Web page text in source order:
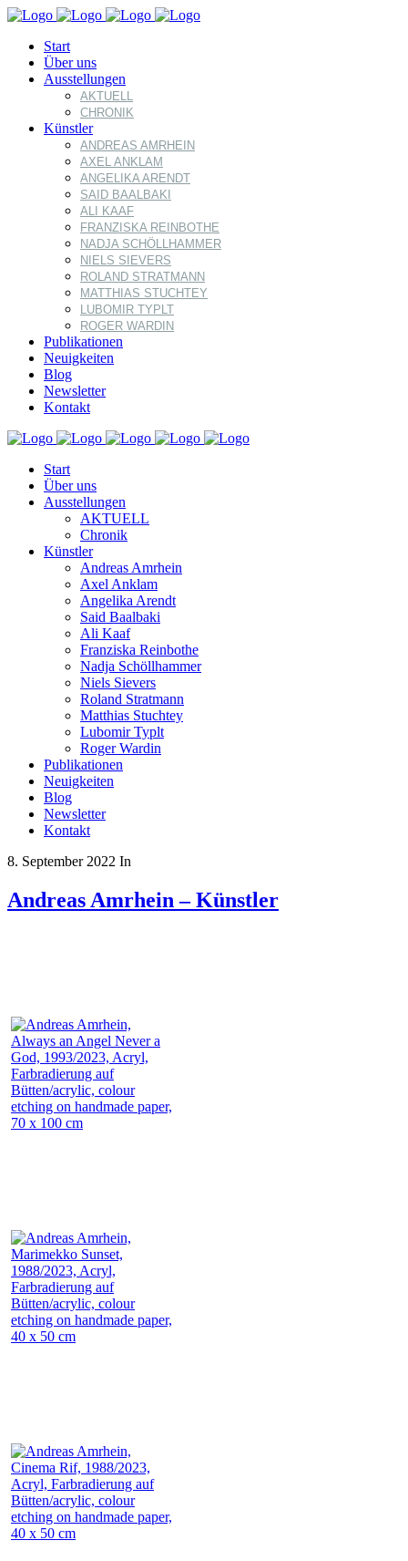
Start
Über uns
Ausstellungen
AKTUELL
CHRONIK
Künstler
ANDREAS AMRHEIN
AXEL ANKLAM
ANGELIKA ARENDT
SAID BAALBAKI
ALI KAAF
FRANZISKA REINBOTHE
NADJA SCHÖLLHAMMER
NIELS SIEVERS
ROLAND STRATMANN
MATTHIAS STUCHTEY
LUBOMIR TYPLT
ROGER WARDIN
Publikationen
Neuigkeiten
Blog
Newsletter
Kontakt
Start
Über uns
Ausstellungen
AKTUELL
Chronik
Künstler
Andreas Amrhein
Axel Anklam
Angelika Arendt
Said Baalbaki
Ali Kaaf
Franziska Reinbothe
Nadja Schöllhammer
Niels Sievers
Roland Stratmann
Matthias Stuchtey
Lubomir Typlt
Roger Wardin
Publikationen
Neuigkeiten
Blog
Newsletter
Kontakt
8. September 2022 In
Andreas Amrhein – Künstler